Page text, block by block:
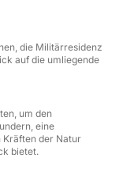
entspannen
Sie an
der
die Natur
ist die
die Militärresidenz
auf die umliegende
um den
eine
der Natur
bietet.